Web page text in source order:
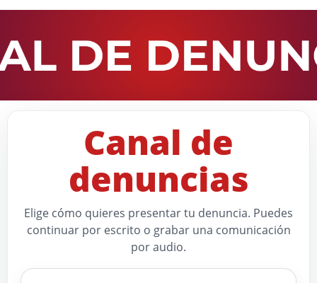
Canal de
denuncias
Elige cómo quieres presentar tu denuncia. Puedes
continuar por escrito o grabar una comunicación
por audio.